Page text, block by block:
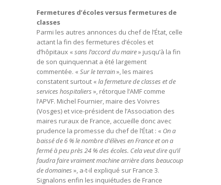
Fermetures d’écoles versus fermetures de
classes
Parmi les autres annonces du chef de l’État, celle
actant la fin des fermetures d’écoles et
d’hôpitaux « sans l’accord du maire» jusqu’à la fin
de son quinquennat a été largement
commentée. « Sur le terrain», les maires
constatent surtout « la fermeture de classes et de
services hospitaliers », rétorque l’AMF comme
l’APVF. Michel Fournier, maire des Voivres
(Vosges) et vice-président de l’Association des
maires ruraux de France, accueille donc avec
prudence la promesse du chef de l’État : « On a
baissé de 6 % le nombre d’élèves en France et on a
fermé à peu près 24 % des écoles. Cela veut dire qu’il
faudra faire vraiment machine arrière dans beaucoup
de domaines », a-t-il expliqué sur France 3.
Signalons enfin les inquiétudes de France